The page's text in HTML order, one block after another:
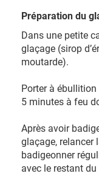
Préparation du
Dans une petite
glaçage (sirop
moutarde).
Porter à
5 minutes à feu
Après avoir
glaçage, relancer
badigeonner
avec le restant